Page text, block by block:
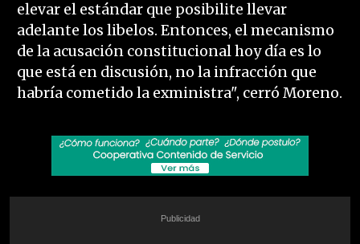
elevar el estándar que posibilite llevar
adelante los libelos. Entonces, el mecanismo
de la acusación constitucional hoy día es lo
que está en discusión, no la infracción que
habría cometido la exministra", cerró Moreno.